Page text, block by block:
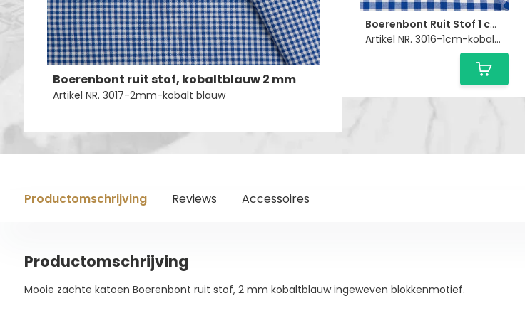
Boerenbont ruit stof, kobaltblauw 2 mm
Artikel NR. 3017-2mm-kobalt blauw
Boerenbont Ruit Stof 1 cm - Kobaltblauw
Artikel NR. 3016-1cm-kobaltblauw
Productomschrijving Reviews Accessoires
Productomschrijving
Mooie zachte katoen Boerenbont ruit stof, 2 mm kobaltblauw ingeweven blokkenmotief.